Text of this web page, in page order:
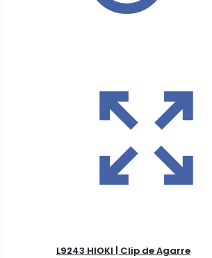
L9243 HIOKI | Clip de Agarre